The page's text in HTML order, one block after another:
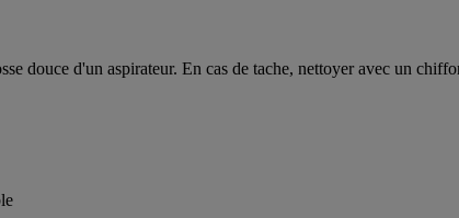
douce d'un aspirateur. En cas de tache, nettoyer avec un